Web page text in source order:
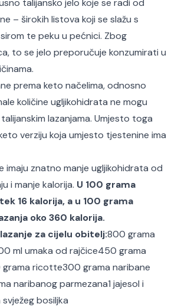
talijansko jelo koje se radi od
– širokih listova koji se slažu s
te peku u pećnici. Zbog
to se jelo preporučuje konzumirati u
prema keto načelima, odnosno
količine ugljikohidrata ne mogu
lazanjama. Umjesto toga
verziju koja umjesto tjestenine ima
imaju znatno manje ugljikohidrata od
i manje kalorija. U 100 grama
16 kalorija, a u 100 grama
oko 360 kalorija.
za cijelu obitelj:800 grama
ml umaka od rajčice450 grama
ricotte300 grama naribane
naribanog parmezana1 jajesol i
svježeg bosiljka